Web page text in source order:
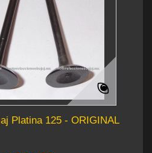
Platina 125 - ORIGINAL